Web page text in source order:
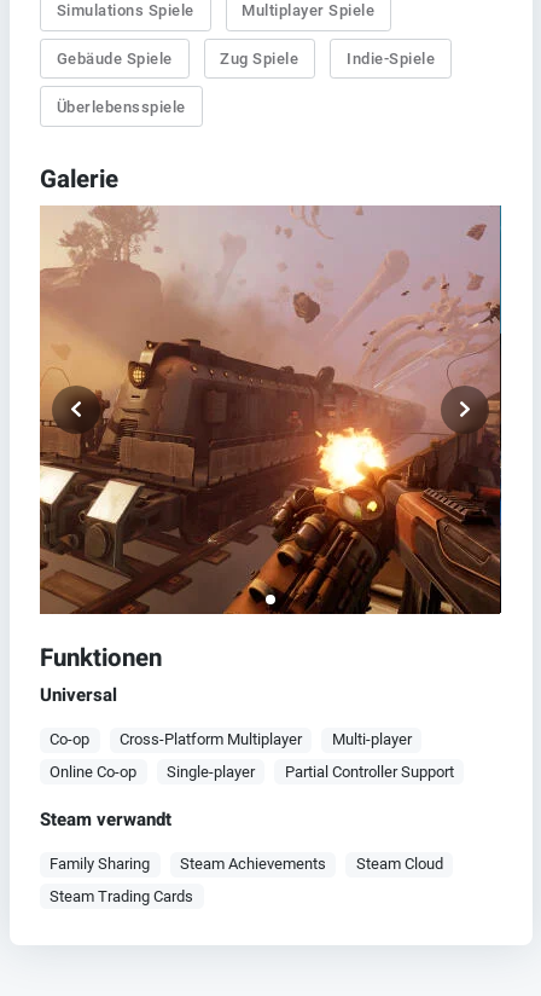
Simulations Spiele Multiplayer Spiele
Gebäude Spiele Zug Spiele Indie-Spiele
Überlebensspiele
Galerie
Funktionen
Universal
Co-op Cross-Platform Multiplayer
Multi-player
Online Co-op
Single-player Partial Controller Support
Steam verwandt
Family Sharing Steam Achievements
Steam Cloud
Steam Trading Cards